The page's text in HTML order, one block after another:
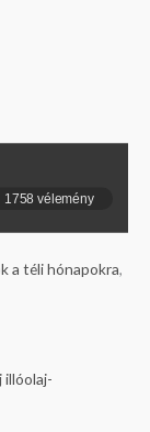
1758 vélemény
a téli hónapokra,
illóolaj-